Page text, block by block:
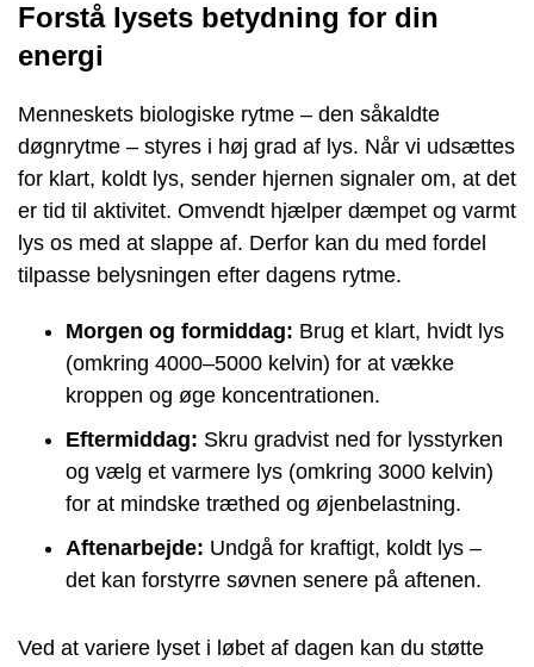
Forstå lysets betydning for din
energi
Menneskets biologiske rytme – den såkaldte
døgnrytme – styres i høj grad af lys. Når vi udsættes
for klart, koldt lys, sender hjernen signaler om, at det
er tid til aktivitet. Omvendt hjælper dæmpet og varmt
lys os med at slappe af. Derfor kan du med fordel
tilpasse belysningen efter dagens rytme.
Morgen og formiddag: Brug et klart, hvidt lys
(omkring 4000–5000 kelvin) for at vække
kroppen og øge koncentrationen.
Eftermiddag: Skru gradvist ned for lysstyrken
og vælg et varmere lys (omkring 3000 kelvin)
for at mindske træthed og øjenbelastning.
Aftenarbejde: Undgå for kraftigt, koldt lys –
det kan forstyrre søvnen senere på aftenen.
Ved at variere lyset i løbet af dagen kan du støtte